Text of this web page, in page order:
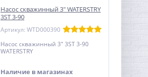
Насос скважинный 3" WATERSTRY
3ST 3-90
Артикул: WTD000390
Насос скважинный 3" 3ST 3-90
WATERSTRY
Наличие в магазинах